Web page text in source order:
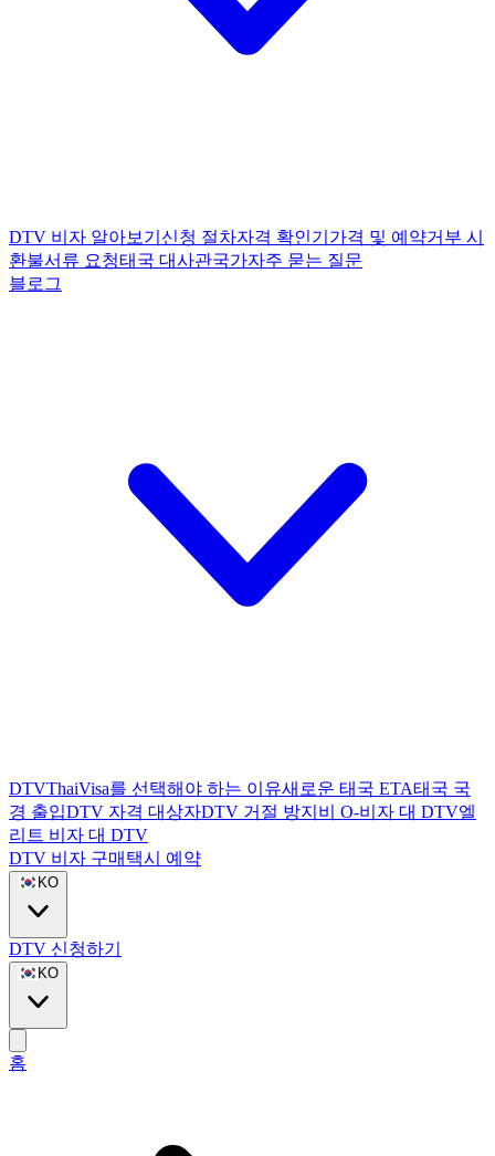
DTV 비자 알아보기 신청 절차자격 확인기 가격 및 예약거부 시
환불서류 요청태국 대사관국가자주 묻는 질문
블로그
DTVThaiVisa를 선택해야 하는 이유새로운 태국 ETA태국 국
경 출입DTV 자격 대상자DTV 거절 방지 비 O-비자 대 DTV엘
리트 비자 대 DTV
DTV 비자 구매 택시 예약
KO
DTV 신청하기
KO
홈